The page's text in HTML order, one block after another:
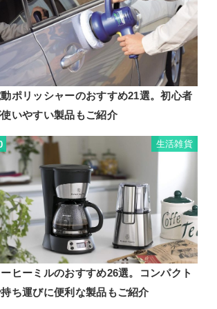
ポリッシャーのおすすめ21選。初心者
いやすい製品もご紹介
生活雑貨
ヒーミルのおすすめ26選。コンパクト
ち運びに便利な製品もご紹介